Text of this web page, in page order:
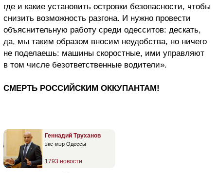
где и какие установить островки безопасности, чтобы
снизить возможность разгона. И нужно провести
объяснительную работу среди одесситов: дескать,
да, мы таким образом вносим неудобства, но ничего
не поделаешь: машины скоростные, ими управляют
в том числе безответственные водители».
СМЕРТЬ РОССИЙСКИМ ОККУПАНТАМ!
Геннадий Труханов
экс-мэр Одессы
1793 новости